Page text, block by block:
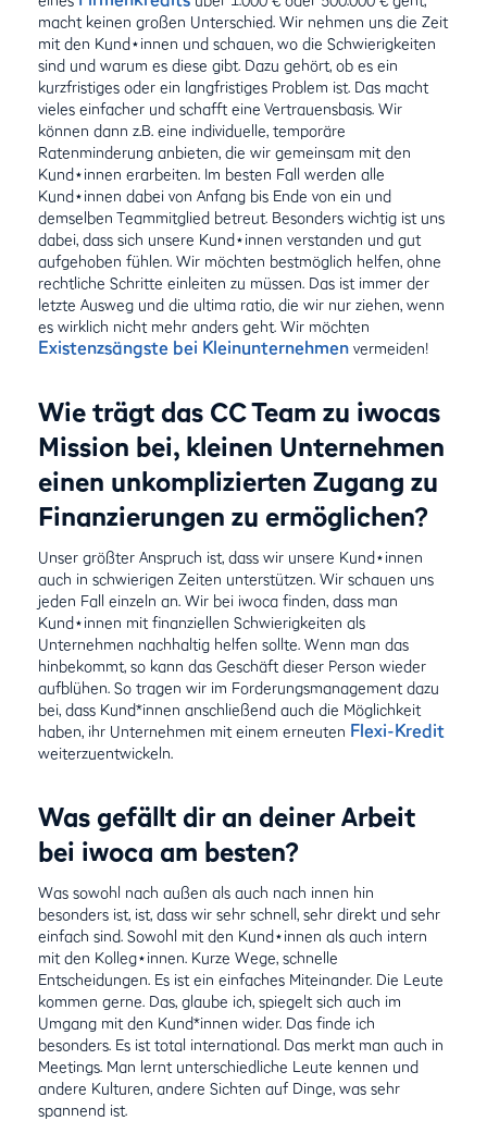
macht keinen großen Unterschied. Wir nehmen uns die Zeit
mit den Kund⋆innen und schauen, wo die Schwierigkeiten
sind und warum es diese gibt. Dazu gehört, ob es ein
kurzfristiges oder ein langfristiges Problem ist. Das macht
vieles einfacher und schafft eine Vertrauensbasis. Wir
können dann z.B. eine individuelle, temporäre
Ratenminderung anbieten, die wir gemeinsam mit den
Kund⋆innen erarbeiten. Im besten Fall werden alle
Kund⋆innen dabei von Anfang bis Ende von ein und
demselben Teammitglied betreut. Besonders wichtig ist uns
dabei, dass sich unsere Kund⋆innen verstanden und gut
aufgehoben fühlen. Wir möchten bestmöglich helfen, ohne
rechtliche Schritte einleiten zu müssen. Das ist immer der
letzte Ausweg und die ultima ratio, die wir nur ziehen, wenn
es wirklich nicht mehr anders geht. Wir möchten
Existenzsängste bei Kleinunternehmen vermeiden!
Wie trägt das CC Team zu iwocas
Mission bei, kleinen Unternehmen
einen unkomplizierten Zugang zu
Finanzierungen zu ermöglichen?
Unser größter Anspruch ist, dass wir unsere Kund⋆innen
auch in schwierigen Zeiten unterstützen. Wir schauen uns
jeden Fall einzeln an. Wir bei iwoca finden, dass man
Kund⋆innen mit finanziellen Schwierigkeiten als
Unternehmen nachhaltig helfen sollte. Wenn man das
hinbekommt, so kann das Geschäft dieser Person wieder
aufblühen. So tragen wir im Forderungsmanagement dazu
bei, dass Kund*innen anschließend auch die Möglichkeit
haben, ihr Unternehmen mit einem erneuten Flexi-Kredit
weiterzuentwickeln.
Was gefällt dir an deiner Arbeit
bei iwoca am besten?
Was sowohl nach außen als auch nach innen hin
besonders ist, ist, dass wir sehr schnell, sehr direkt und sehr
einfach sind. Sowohl mit den Kund⋆innen als auch intern
mit den Kolleg⋆innen. Kurze Wege, schnelle
Entscheidungen. Es ist ein einfaches Miteinander. Die Leute
kommen gerne. Das, glaube ich, spiegelt sich auch im
Umgang mit den Kund*innen wider. Das finde ich
besonders. Es ist total international. Das merkt man auch in
Meetings. Man lernt unterschiedliche Leute kennen und
andere Kulturen, andere Sichten auf Dinge, was sehr
spannend ist.